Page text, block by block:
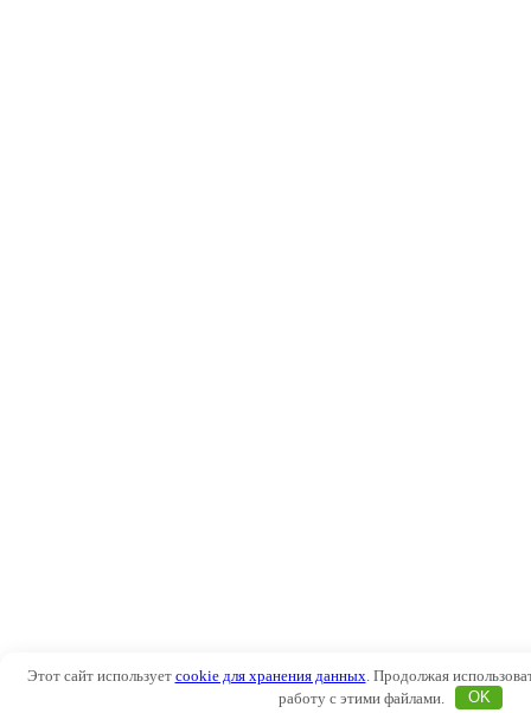
Этот сайт использует cookie для хранения данных . Продолжая
работу с этими файлами.
OK